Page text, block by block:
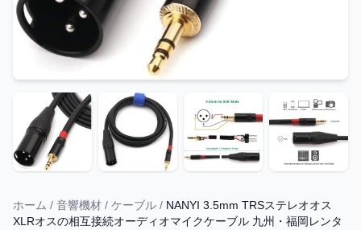
ホーム / 音響機材 / ケーブル / NANYI 3.5mm TRSステレオオス
XLRオスの相互接続オーディオマイクケーブル 九州・福岡レンタ